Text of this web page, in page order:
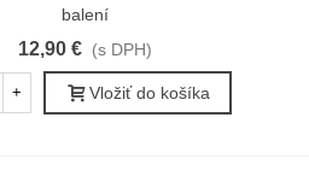
balení
12,90 € (s DPH)
+ Vložiť do košíka